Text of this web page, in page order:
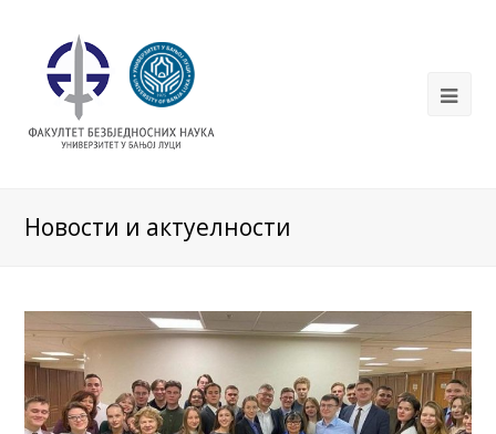
Новости и актуелности